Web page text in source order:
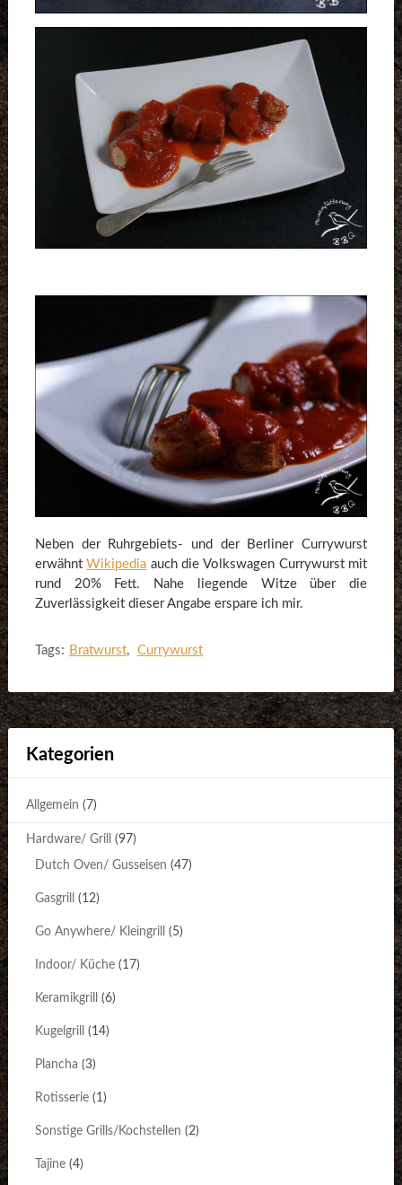
Neben der Ruhrgebiets- und der Berliner Currywurst
erwähntWikipedia auch die Volkswagen Currywurst mit
rund 20% Fett. Nahe liegende Witze über die
Zuverlässigkeit dieser Angabe erspare ich mir.
Tags: Bratwurst, Currywurst
Kategorien
Allgemein (7)
Hardware/ Grill (97)
Dutch Oven/ Gusseisen (47)
Gasgrill (12)
Go Anywhere/ Kleingrill (5)
Indoor/ Küche(17)
Keramikgrill (6)
Kugelgrill (14)
Plancha (3)
Rotisserie(1)
Sonstige Grills/Kochstellen (2)
Tajine(4)